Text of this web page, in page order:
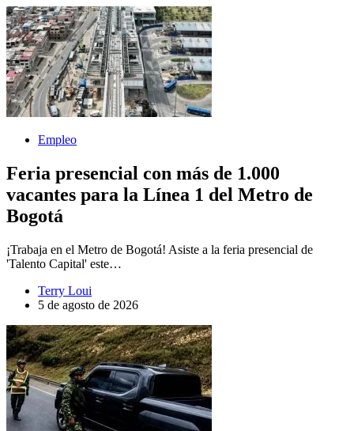
Empleo
Feria presencial con más de 1.000
vacantes para la Línea 1 del Metro de
Bogotá
¡Trabaja en el Metro de Bogotá! Asiste a la feria presencial de
'Talento Capital' este…
Terry Loui
5 de agosto de 2026